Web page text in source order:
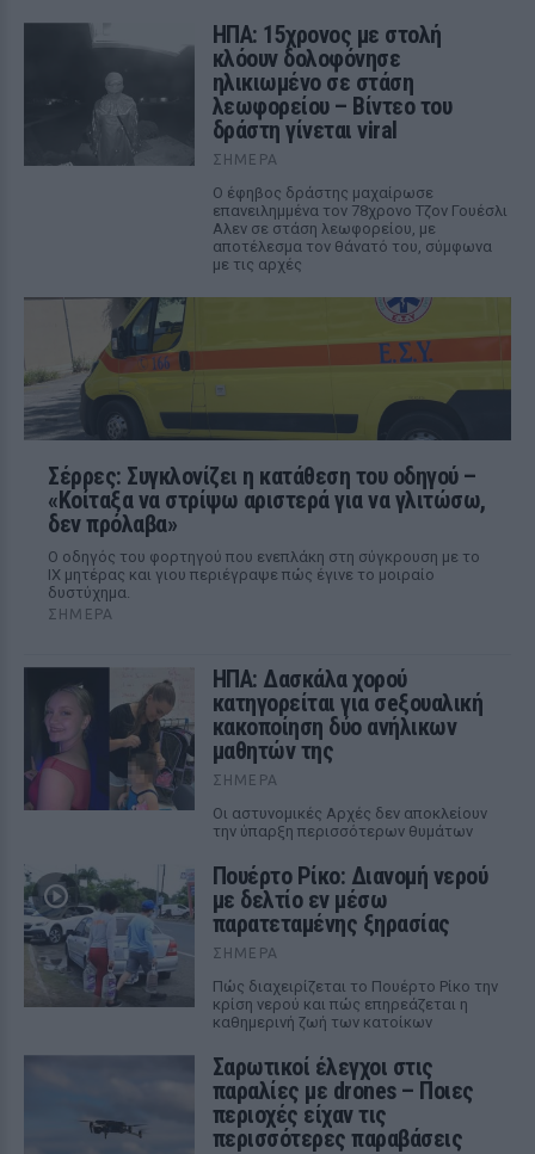
ΗΠΑ: 15χρονος με στολή
κλόουν δολοφόνησε
ηλικιωμένο σε στάση
λεωφορείου – Βίντεο του
δράστη γίνεται viral
ΣΉΜΕΡΑ
Ο έφηβος δράστης μαχαίρωσε
επανειλημμένα τον 78χρονο Τζον Γουέσλι
Αλεν σε στάση λεωφορείου, με
αποτέλεσμα τον θάνατό του, σύμφωνα
με τις αρχές
Σέρρες: Συγκλονίζει η κατάθεση του οδηγού –
«Κοίταξα να στρίψω αριστερά για να γλιτώσω,
δεν πρόλαβα»
Ο οδηγός του φορτηγού που ενεπλάκη στη σύγκρουση με το
ΙΧ μητέρας και γιου περιέγραψε πώς έγινε το μοιραίο
δυστύχημα.
ΣΉΜΕΡΑ
ΗΠΑ: Δασκάλα χορού
κατηγορείται για σeξουαλική
κακοποίηση δύο ανήλικων
μαθητών της
ΣΉΜΕΡΑ
Οι αστυνομικές Αρχές δεν αποκλείουν
την ύπαρξη περισσότερων θυμάτων
Πουέρτο Ρίκο: Διανομή νερού
με δελτίο εν μέσω
παρατεταμένης ξηρασίας
ΣΉΜΕΡΑ
Πώς διαχειρίζεται το Πουέρτο Ρίκο την
κρίση νερού και πώς επηρεάζεται η
καθημερινή ζωή των κατοίκων
Σαρωτικοί έλεγχοι στις
παραλίες με drones – Ποιες
περιοχές είχαν τις
περισσότερες παραβάσεις